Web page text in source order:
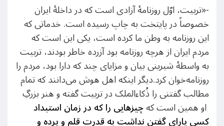
-«تربیت، اوّل روزنامۀ آزادی است که در داخلۀ ایران
خصوصاً در پایتخت به چاپ رسیده است. خدماتی که
این روزنامه به وطن ما کرده است، یکی این است که
مردم ایران از هرچه روزنامه بود آزرده‌ خاطر بودند، تربیت
به واسطۀ شیرینی بیان و مزایای چند که دارا بود، مردم را
روزنامه‌خوان کرد.دیگر اینکه اهل هوش می‌دانند که تمام
مطالب گفتنی را ذُکاءالملک در تربیت گفته و هنر بزرگِ
او همین است کهچیزهایی را که در زمان استبداد
کسی یارای گفتن نداشت به قدرت قلم و پرده و